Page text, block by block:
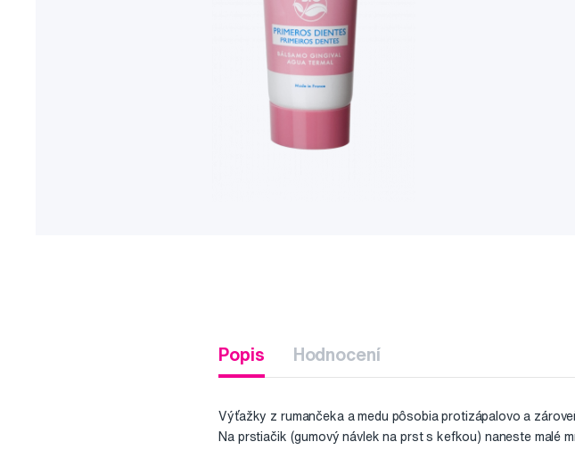
Popis Hodnocení
Výťažky z rumančeka a medu pôsobia protizápalovo a
Na prstiačik (gumový návlek na prst s kefkou) naneste malé